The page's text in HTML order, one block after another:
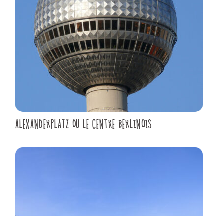
ALEXANDERPLATZ OU LE CENTRE BERLINOIS